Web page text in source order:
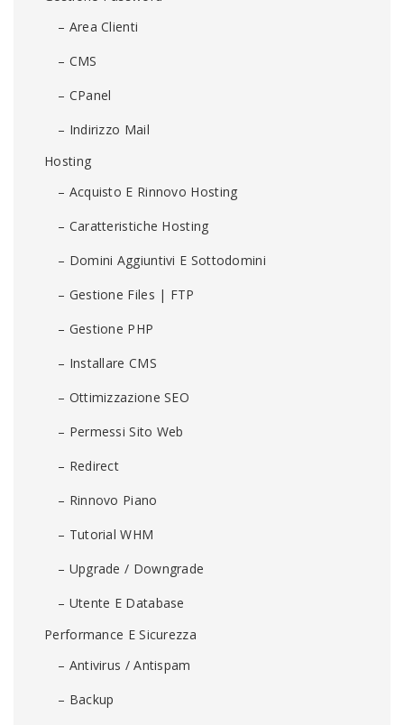
– Area Clienti
– CMS
– CPanel
– Indirizzo Mail
Hosting
– Acquisto E Rinnovo Hosting
– Caratteristiche Hosting
– Domini Aggiuntivi E Sottodomini
– Gestione Files | FTP
– Gestione PHP
– Installare CMS
– Ottimizzazione SEO
– Permessi Sito Web
– Redirect
– Rinnovo Piano
– Tutorial WHM
– Upgrade / Downgrade
– Utente E Database
Performance E Sicurezza
– Antivirus / Antispam
– Backup